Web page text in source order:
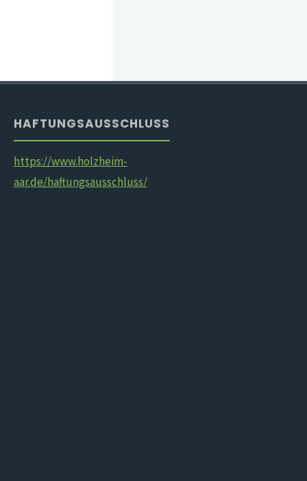
HAFTUNGSAUSSCHLUSS
https://www.holzheim-
aar.de/haftungsausschluss/